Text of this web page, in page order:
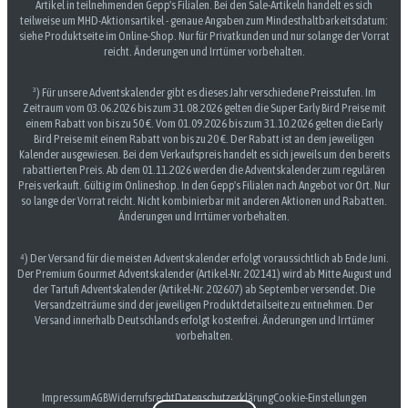
Artikel in teilnehmenden Gepp's Filialen. Bei den Sale-Artikeln handelt es sich
teilweise um MHD-Aktionsartikel - genaue Angaben zum Mindesthaltbarkeitsdatum:
siehe Produktseite im Online-Shop. Nur für Privatkunden und nur solange der Vorrat
reicht. Änderungen und Irrtümer vorbehalten.
³) Für unsere Adventskalender gibt es dieses Jahr verschiedene Preisstufen. Im
Zeitraum vom 03.06.2026 bis zum 31.08.2026 gelten die Super Early Bird Preise mit
einem Rabatt von bis zu 50 €. Vom 01.09.2026 bis zum 31.10.2026 gelten die Early
Bird Preise mit einem Rabatt von bis zu 20 €. Der Rabatt ist an dem jeweiligen
Kalender ausgewiesen. Bei dem Verkaufspreis handelt es sich jeweils um den bereits
rabattierten Preis. Ab dem 01.11.2026 werden die Adventskalender zum regulären
Preis verkauft. Gültig im Onlineshop. In den Gepp's Filialen nach Angebot vor Ort. Nur
so lange der Vorrat reicht. Nicht kombinierbar mit anderen Aktionen und Rabatten.
Änderungen und Irrtümer vorbehalten.
⁴) Der Versand für die meisten Adventskalender erfolgt voraussichtlich ab Ende Juni.
Der Premium Gourmet Adventskalender (Artikel-Nr. 202141) wird ab Mitte August und
der Tartufi Adventskalender (Artikel-Nr. 202607) ab September versendet. Die
Versandzeiträume sind der jeweiligen Produktdetailseite zu entnehmen. Der
Versand innerhalb Deutschlands erfolgt kostenfrei. Änderungen und Irrtümer
vorbehalten.
ImpressumAGBWiderrufsrechtDatenschutzerklärungCookie-Einstellungen